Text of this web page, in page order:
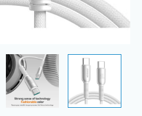
Data
Cable,
Advanced
Series
كابل
شحن